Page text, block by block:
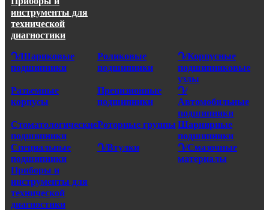
инструменты для
технической
диагностики
Դ/Шариковые
подшипники
Роликовые
подшипники
Դ/Корпусные
подшипниковые
узлы
Разъемные
корпусы
Прецизионные
подшипники
Դ/
Автомобильные
подшипники
Стоматологические
подшипники
Роторные группы Шарнирные
подшипники
Специальные
подшипники
Դ/Втулки
Դ/Смазочные
материалы
Приборы и
инструменты для
технической
диагностики